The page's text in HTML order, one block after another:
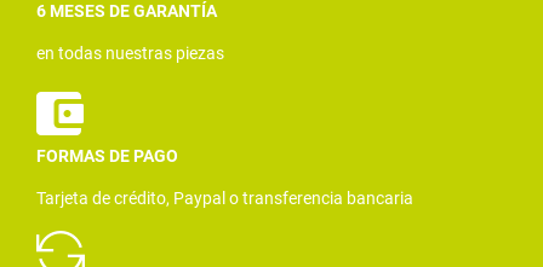
6 MESES DE GARANTÍA
en todas nuestras piezas
FORMAS DE PAGO
Tarjeta de crédito, Paypal o transferencia bancaria